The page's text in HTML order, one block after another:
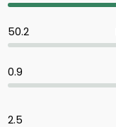
50.2
0.9
2.5